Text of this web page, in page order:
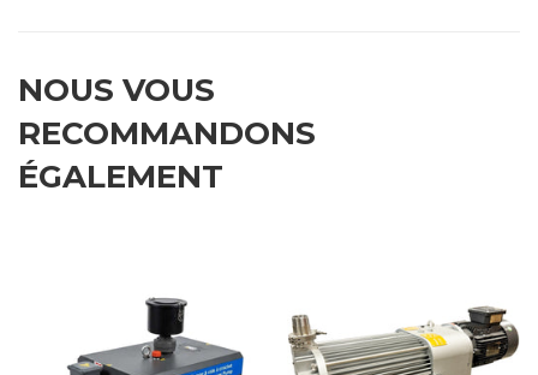
NOUS VOUS
RECOMMANDONS
ÉGALEMENT